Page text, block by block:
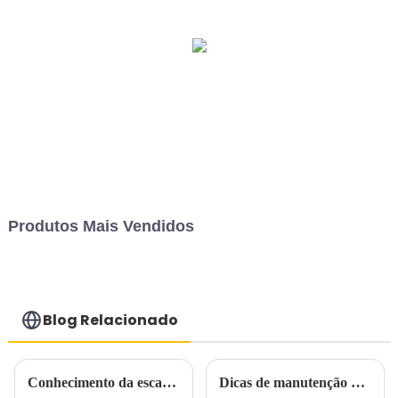
Produtos Mais Vendidos
Blog Relacionado
Conhecimento da escavadeira de construção Hitachi revelado Dicas de manutenção de inverno para escavadeiras Caterpillar